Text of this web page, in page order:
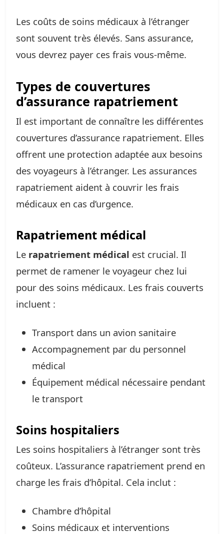
Les coûts de soins médicaux à l’étranger
sont souvent très élevés. Sans assurance,
vous devrez payer ces frais vous-même.
Types de couvertures
d’assurance rapatriement
Il est important de connaître les différentes
couvertures d’assurance rapatriement. Elles
offrent une protection adaptée aux besoins
des voyageurs à l’étranger. Les assurances
rapatriement aident à couvrir les frais
médicaux en cas d’urgence.
Rapatriement médical
Le rapatriement médical est crucial. Il
permet de ramener le voyageur chez lui
pour des soins médicaux. Les frais couverts
incluent :
Transport dans un avion sanitaire
Accompagnement par du personnel
médical
Équipement médical nécessaire pendant
le transport
Soins hospitaliers
Les soins hospitaliers à l’étranger sont très
coûteux. L’assurance rapatriement prend en
charge les frais d’hôpital. Cela inclut :
Chambre d’hôpital
Soins médicaux et interventions